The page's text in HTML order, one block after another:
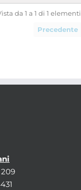
da 1 a 1 di 1 elementi
Precedente